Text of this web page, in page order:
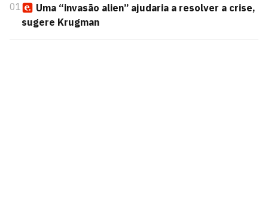
01
Uma “invasão alien” ajudaria a resolver a crise,
sugere Krugman